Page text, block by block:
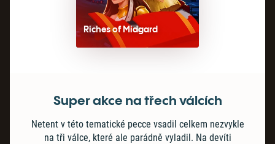
Riches of Midgard
Super akce na třech válcích
Netent v této tematické pecce vsadil celkem nezvykle
na tři válce, které ale parádně vyladil. Na devíti